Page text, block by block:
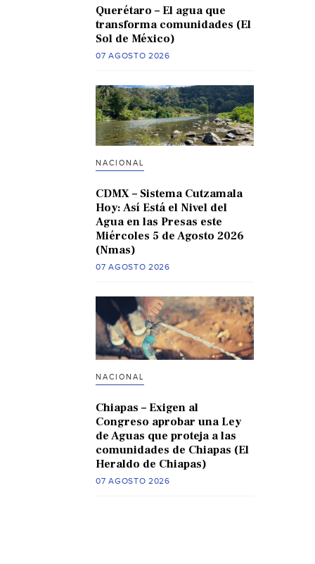
Querétaro – El agua que
transforma comunidades (El
Sol de México)
07 AGOSTO 2026
NACIONAL
CDMX – Sistema Cutzamala
Hoy: Así Está el Nivel del
Agua en las Presas este
Miércoles 5 de Agosto 2026
(Nmas)
07 AGOSTO 2026
NACIONAL
Chiapas – Exigen al
Congreso aprobar una Ley
de Aguas que proteja a las
comunidades de Chiapas (El
Heraldo de Chiapas)
07 AGOSTO 2026